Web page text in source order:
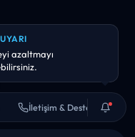
İletişim & Destek